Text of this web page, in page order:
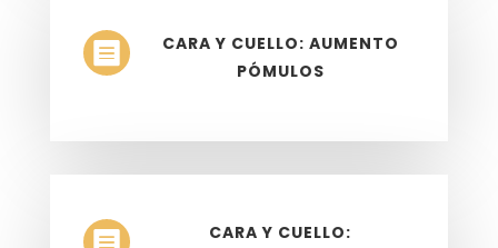

CARA Y CUELLO: AUMENTO
PÓMULOS

CARA Y CUELLO: